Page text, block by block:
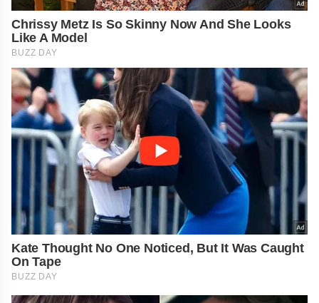
Chrissy Metz Is So Skinny Now And She Looks
Like A Model
BUZZ DAY
Kate Thought No One Noticed, But It Was Caught
On Tape
BUZZ DAY